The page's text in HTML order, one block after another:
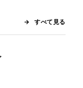
すべて見る